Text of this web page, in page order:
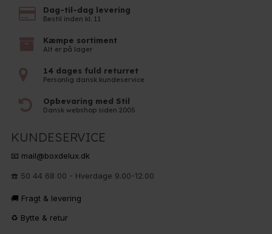
Dag-til-dag levering
Bestil inden kl. 11
Kæmpe sortiment
Alt er på lager
14 dages fuld returret
Personlig dansk kundeservice
Opbevaring med Stil
Dansk webshop siden 2005
KUNDESERVICE
📧 mail@boxdelux.dk
☎️ 50 44 68 00 - Hverdage 9.00-12.00
🚚 Fragt & levering
♻️ Bytte & retur